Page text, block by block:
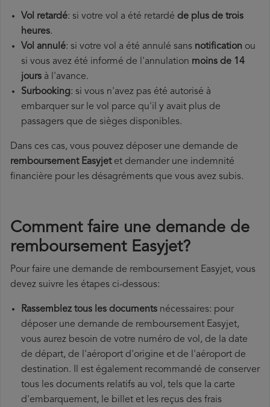
Vol retardé: si votre vol a été retardé de plus de trois
heures.
Vol annulé: si votre vol a été annulé sans notification ou
si vous avez été informé de l'annulation moins de 14
jours à l'avance.
Surbooking: si vous n'avez pas été autorisé à
embarquer sur le vol parce qu'il y avait plus de
passagers que de sièges disponibles.
Dans ces cas, vous pouvez déposer une demande de
remboursement Easyjetet demander une indemnité
financière pour les désagréments que vous avez subis.
Comment faire une demande de
remboursement Easyjet?
Pour faire une demande de remboursement Easyjet, vous
devez suivre les étapes ci-dessous:
Rassemblez tous les documents nécessaires: pour
déposer une demande de remboursement Easyjet,
vous aurez besoin de votre numéro de vol, de la date
de départ, de l'aéroport d'origine et de l'aéroport de
destination. Il est également recommandé de conserver
tous les documents relatifs au vol, tels que la carte
d'embarquement, le billet et les reçus des frais